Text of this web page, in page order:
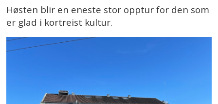
Høsten blir en eneste stor opptur for den som
er glad i kortreist kultur.